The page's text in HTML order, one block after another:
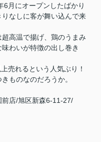
月にオープンしたばかり
なしに客が舞い込んで来
高温で揚げ、鶏のうまみ
わいが特徴の出し巻き
売れるという人気ぶり！
ものなのだろうか。
店/旭区新森6-11-27/